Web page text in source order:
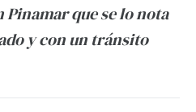
que se lo nota
y con un tránsito